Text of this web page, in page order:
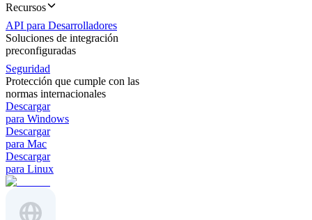
Recursos
API para Desarrolladores
Soluciones de integración
preconfiguradas
Seguridad
Protección que cumple con las
normas internacionales
Descargar
para Windows
Descargar
para Mac
Descargar
para Linux